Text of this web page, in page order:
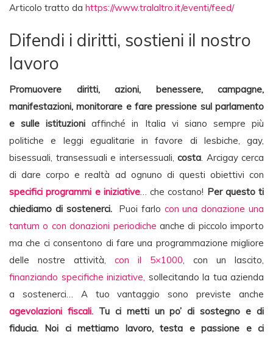
Articolo tratto da https://www.tralaltro.it/eventi/feed/
Difendi i diritti, sostieni il nostro
lavoro
Promuovere diritti, azioni, benessere, campagne,
manifestazioni, monitorare e fare pressione sul parlamento
e sulle istituzioni affinché in Italia vi siano sempre più
politiche e leggi egualitarie in favore di lesbiche, gay,
bisessuali, transessuali e intersessuali, costa. Arcigay cerca
di dare corpo e realtà ad ognuno di questi obiettivi con
specifici programmi e iniziative… che costano! Per questo ti
chiediamo di sostenerci.Puoi farlo con una donazione una
tantum o con donazioni periodiche anche di piccolo importo
ma che ci consentono di fare una programmazione migliore
delle nostre attività, con il 5×1000, con un lascito,
finanziando specifiche iniziative, sollecitando la tua azienda
a sostenerci… A tuo vantaggio sono previste anche
agevolazioni fiscali. Tu ci metti un po’ di sostegno e di
fiducia. Noi ci mettiamo lavoro, testa e passione e ci